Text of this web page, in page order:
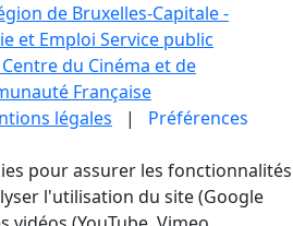
de Bruxelles-Capitale -
et Emploi Service public
Centre du Cinéma et de
Française
légales | Préférences
pour assurer les fonctionnalités
l'utilisation du site (Google